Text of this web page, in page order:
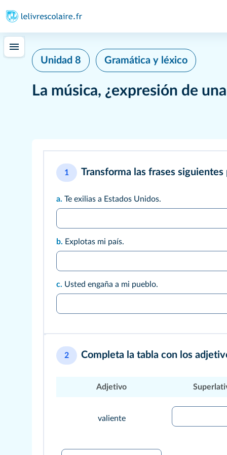
Unidad 8 Gramática y léxico
La música, ¿expresión de
1 Transforma las frases
a. Te exilias a Estados Unidos.
b. Explotas mi país.
c. Usted engaña a mi pueblo.
2 Completa la tabla con los
Adjetivo
valiente